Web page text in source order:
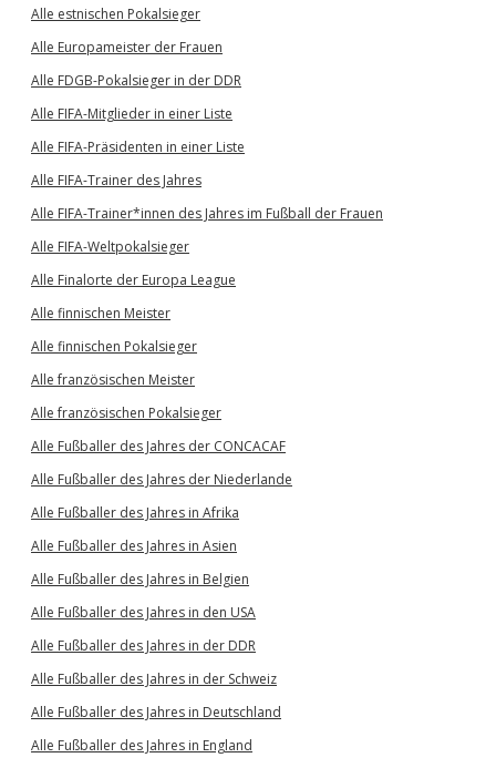
Alle estnischen Pokalsieger
Alle Europameister der Frauen
Alle FDGB-Pokalsieger in der DDR
Alle FIFA-Mitglieder in einer Liste
Alle FIFA-Präsidenten in einer Liste
Alle FIFA-Trainer des Jahres
Alle FIFA-Trainer*innen des Jahres im Fußball der Frauen
Alle FIFA-Weltpokalsieger
Alle Finalorte der Europa League
Alle finnischen Meister
Alle finnischen Pokalsieger
Alle französischen Meister
Alle französischen Pokalsieger
Alle Fußballer des Jahres der CONCACAF
Alle Fußballer des Jahres der Niederlande
Alle Fußballer des Jahres in Afrika
Alle Fußballer des Jahres in Asien
Alle Fußballer des Jahres in Belgien
Alle Fußballer des Jahres in den USA
Alle Fußballer des Jahres in der DDR
Alle Fußballer des Jahres in der Schweiz
Alle Fußballer des Jahres in Deutschland
Alle Fußballer des Jahres in England